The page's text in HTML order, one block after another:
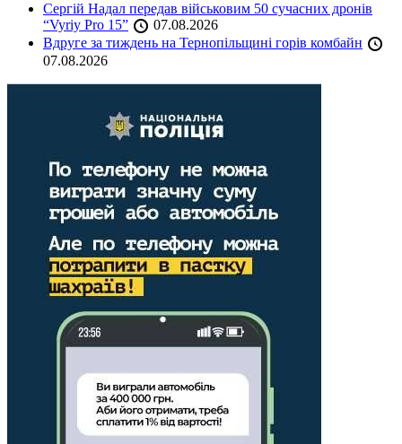
Сергій Надал передав військовим 50 сучасних дронів
“Vyriy Pro 15”
07.08.2026
Вдруге за тиждень на Тернопільщині горів комбайн
07.08.2026